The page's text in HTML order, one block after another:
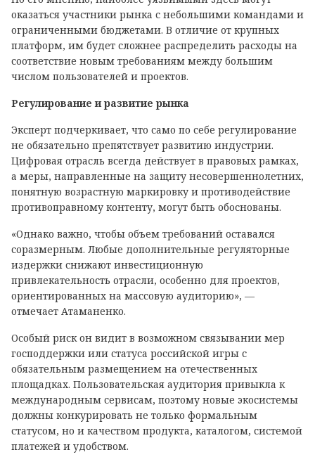
оказаться участники рынка с небольшими командами и
ограниченными бюджетами. В отличие от крупных
платформ, им будет сложнее распределить расходы на
соответствие новым требованиям между большим
числом пользователей и проектов.
Регулирование и развитие рынка
Эксперт подчеркивает, что само по себе регулирование
не обязательно препятствует развитию индустрии.
Цифровая отрасль всегда действует в правовых рамках,
а меры, направленные на защиту несовершеннолетних,
понятную возрастную маркировку и противодействие
противоправному контенту, могут быть обоснованы.
«Однако важно, чтобы объем требований оставался
соразмерным. Любые дополнительные регуляторные
издержки снижают инвестиционную
привлекательность отрасли, особенно для проектов,
ориентированных на массовую аудиторию», —
отмечает Атаманенко.
Особый риск он видит в возможном связывании мер
господдержки или статуса российской игры с
обязательным размещением на отечественных
площадках. Пользовательская аудитория привыкла к
международным сервисам, поэтому новые экосистемы
должны конкурировать не только формальным
статусом, но и качеством продукта, каталогом, системой
платежей и удобством.